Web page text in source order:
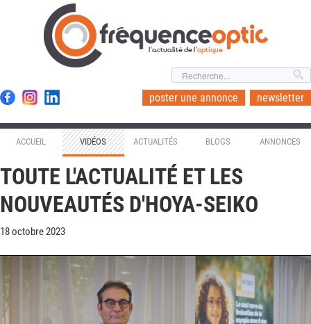
l'actualité de l'optique
poster une annonce newsletter
ACCUEIL VIDÉOS ACTUALITÉS BLOGS ANNONCES
TOUTE L'ACTUALITÉ ET LES
NOUVEAUTÉS D'HOYA-SEIKO
18 octobre 2023